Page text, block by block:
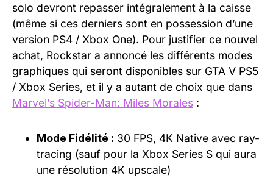
solo devront repasser intégralement à la caisse
(même si ces derniers sont en possession d’une
version PS4 / Xbox One). Pour justifier ce nouvel
achat, Rockstar a annoncé les différents modes
graphiques qui seront disponibles sur GTA V PS5
/ Xbox Series, et il y a autant de choix que dans
Marvel’s Spider-Man: Miles Morales :
Mode Fidélité : 30 FPS, 4K Native avec ray-
tracing (sauf pour la Xbox Series S qui aura
une résolution 4K upscale)